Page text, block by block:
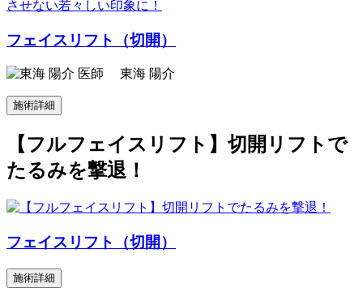
フェイスリフト（切開）
東海 陽介
施術詳細
【フルフェイスリフト】切開リフトで
たるみを撃退！
フェイスリフト（切開）
施術詳細